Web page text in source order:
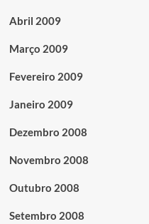
Abril 2009
Março 2009
Fevereiro 2009
Janeiro 2009
Dezembro 2008
Novembro 2008
Outubro 2008
Setembro 2008